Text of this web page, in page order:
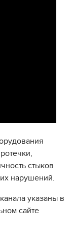
стыков
нарушений.
указаны в
сайте